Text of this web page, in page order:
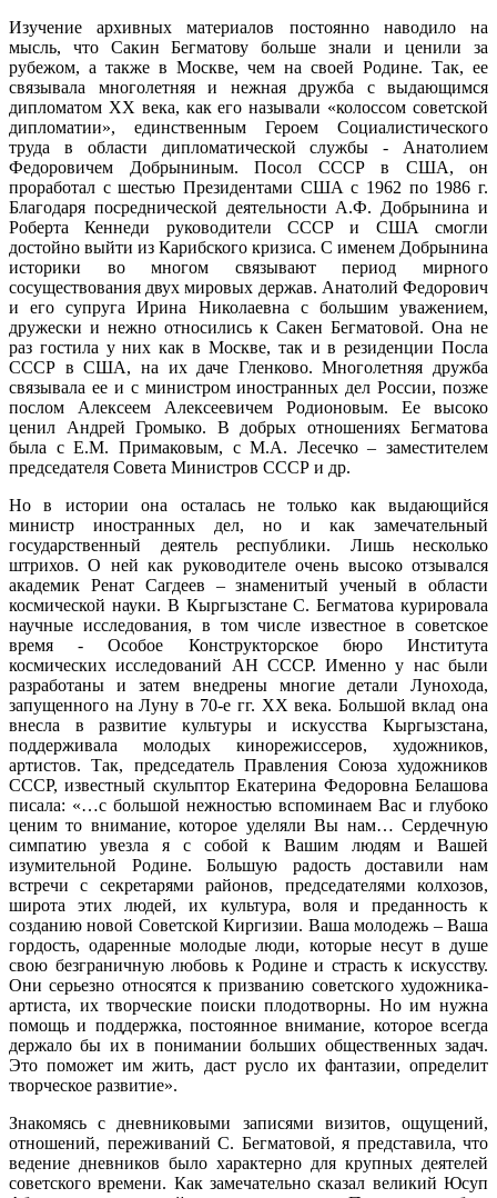
Изучение архивных материалов постоянно наводило на
мысль, что Сакин Бегматову больше знали и ценили за
рубежом, а также в Москве, чем на своей Родине. Так, ее
связывала многолетняя и нежная дружба с выдающимся
дипломатом ХХ века, как его называли «колоссом советской
дипломатии», единственным Героем Социалистического
труда в области дипломатической службы - Анатолием
Федоровичем Добрыниным. Посол СССР в США, он
проработал с шестью Президентами США с 1962 по 1986 г.
Благодаря посреднической деятельности А.Ф. Добрынина и
Роберта Кеннеди руководители СССР и США смогли
достойно выйти из Карибского кризиса. С именем Добрынина
историки во многом связывают период мирного
сосуществования двух мировых держав. Анатолий Федорович
и его супруга Ирина Николаевна с большим уважением,
дружески и нежно относились к Сакен Бегматовой. Она не
раз гостила у них как в Москве, так и в резиденции Посла
СССР в США, на их даче Гленково. Многолетняя дружба
связывала ее и с министром иностранных дел России, позже
послом Алексеем Алексеевичем Родионовым. Ее высоко
ценил Андрей Громыко. В добрых отношениях Бегматова
была с Е.М. Примаковым, с М.А. Лесечко – заместителем
председателя Совета Министров СССР и др.
Но в истории она осталась не только как выдающийся
министр иностранных дел, но и как замечательный
государственный деятель республики. Лишь несколько
штрихов. О ней как руководителе очень высоко отзывался
академик Ренат Сагдеев – знаменитый ученый в области
космической науки. В Кыргызстане С. Бегматова курировала
научные исследования, в том числе известное в советское
время - Особое Конструкторское бюро Института
космических исследований АН СССР. Именно у нас были
разработаны и затем внедрены многие детали Лунохода,
запущенного на Луну в 70-е гг. ХХ века. Большой вклад она
внесла в развитие культуры и искусства Кыргызстана,
поддерживала молодых кинорежиссеров, художников,
артистов. Так, председатель Правления Союза художников
СССР, известный скульптор Екатерина Федоровна Белашова
писала: «…с большой нежностью вспоминаем Вас и глубоко
ценим то внимание, которое уделяли Вы нам… Сердечную
симпатию увезла я с собой к Вашим людям и Вашей
изумительной Родине. Большую радость доставили нам
встречи с секретарями районов, председателями колхозов,
широта этих людей, их культура, воля и преданность к
созданию новой Советской Киргизии. Ваша молодежь – Ваша
гордость, одаренные молодые люди, которые несут в душе
свою безграничную любовь к Родине и страсть к искусству.
Они серьезно относятся к призванию советского художника-
артиста, их творческие поиски плодотворны. Но им нужна
помощь и поддержка, постоянное внимание, которое всегда
держало бы их в понимании больших общественных задач.
Это поможет им жить, даст русло их фантазии, определит
творческое развитие».
Знакомясь с дневниковыми записями визитов, ощущений,
отношений, переживаний С. Бегматовой, я представила, что
ведение дневников было характерно для крупных деятелей
советского времени. Как замечательно сказал великий Юсуп